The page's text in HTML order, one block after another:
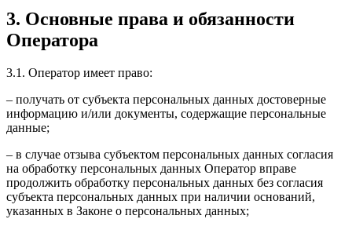
3. Основные права и обязанности
Оператора
3.1. Оператор имеет право:
– получать от субъекта персональных данных достоверные
информацию и/или документы, содержащие персональные
данные;
– в случае отзыва субъектом персональных данных согласия
на обработку персональных данных Оператор вправе
продолжить обработку персональных данных без согласия
субъекта персональных данных при наличии оснований,
указанных в Законе о персональных данных;